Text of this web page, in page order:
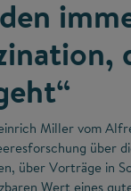
Miller vom
über
über Vorträge in
Wert eines